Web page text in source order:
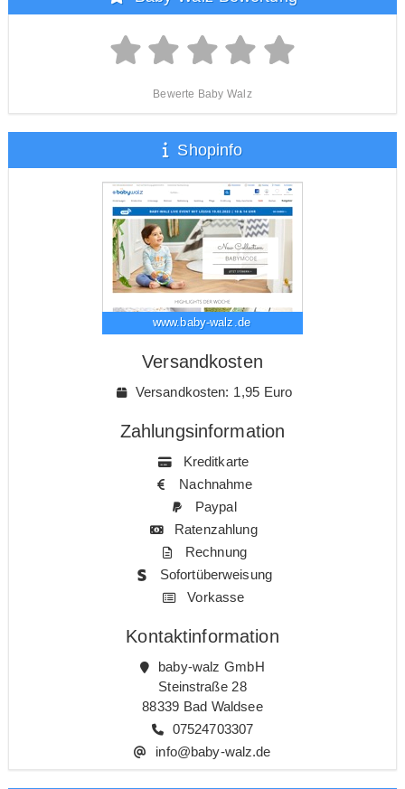
Bewerte Baby Walz
Shopinfo
www.baby-walz.de
Versandkosten
Versandkosten: 1,95 Euro
Zahlungsinformation
Kreditkarte
Nachnahme
Paypal
Ratenzahlung
Rechnung
Sofortüberweisung
Vorkasse
Kontaktinformation
baby-walz GmbH
Steinstraße 28
88339 Bad Waldsee
07524703307
info@baby-walz.de